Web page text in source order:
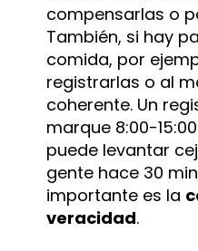
compensarlas o
También, si hay
comida, por
registrarlas o al
coherente. Un
marque 8:00-
puede levantar
gente hace 30
importante es la
veracidad.